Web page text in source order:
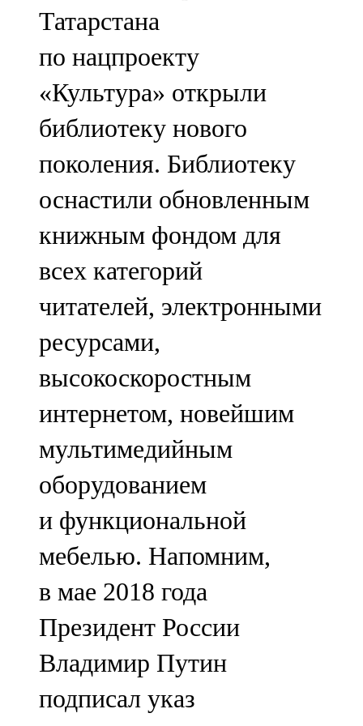
107,8 FM
Теләче
106,1 FM
Түбән Кама
102,6 FM
Чирмешән
107,7 FM
Чистай
103,0 FM
Чүпрәле
91,0 FM
Шәмәрдән
102,3 FM
Яңа чишмә
107,0 FM
Яр Чаллы
105,5 FM
Татарстана
по нацпроекту
«Культура» открыли
библиотеку нового
поколения. Библиотеку
оснастили обновленным
книжным фондом для
всех категорий
читателей, электронными
ресурсами,
высокоскоростным
интернетом, новейшим
мультимедийным
оборудованием
и функциональной
мебелью. Напомним,
в мае 2018 года
Президент России
Владимир Путин
подписал указ